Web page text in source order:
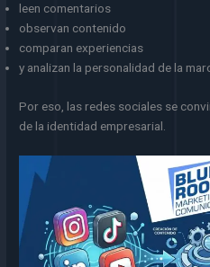
leen comentarios
observan contenido
comparan experiencias
y analizan la personalidad de la
Por eso, las redes sociales se
de la identidad empresarial.